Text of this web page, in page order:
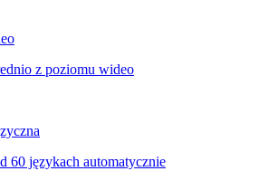
z poziomu wideo
60 językach automatycznie